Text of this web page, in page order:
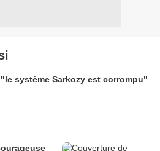
système Sarkozy est corrompu"